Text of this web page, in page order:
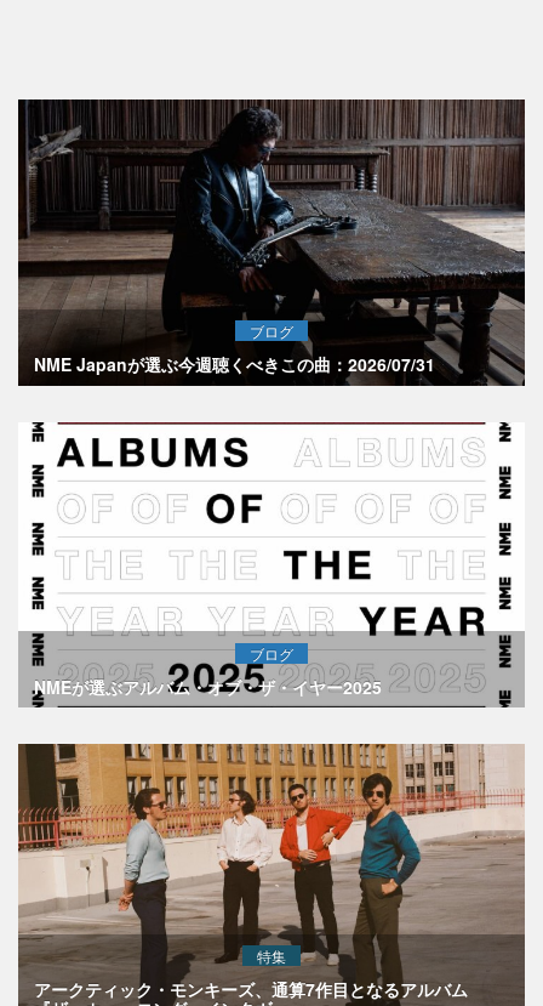
ブログ
NME Japanが選ぶ今週聴くべきこの曲：2026/07/31
ブログ
NMEが選ぶアルバム・オブ・ザ・イヤー2025
特集
アークティック・モンキーズ、通算7作目となるアルバム